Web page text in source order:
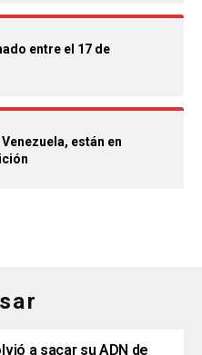
entre el 17 de
están en
a sacar su ADN de